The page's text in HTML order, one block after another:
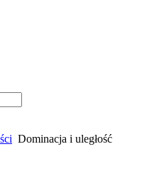
Dominacja i uległość